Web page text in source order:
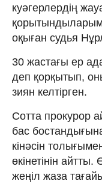
куәгерлердің
оқыған судья
30 жастағы ер
деп қорқытып,
зиян келтірген.
Сотта прокурор
бас
кінәсін
өкінетінін
жеңіл жаза